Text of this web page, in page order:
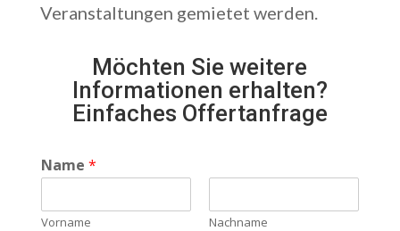
Veranstaltungen gemietet werden.
Möchten Sie weitere
Informationen erhalten?
Einfaches Offertanfrage
Name *
Vorname Nachname